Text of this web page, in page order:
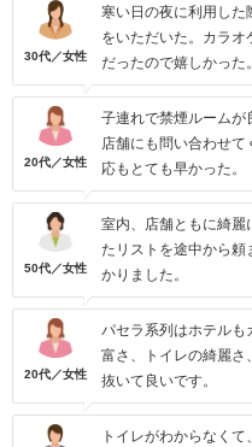
30代／女性
寒い日の夜に利用した
をいただいた。カラ
だったので嬉しかった。
20代／女性
子連れで禁煙ルームが
店舗にも問い合わせ
応もとても早かった。
50代／女性
室内、店舗ともに綺麗
たリストを途中から頼
かりました。
20代／女性
パセラ系列はホテルも
富さ、トイレの綺麗さ
抜いて良いです。
トイレがわからなく